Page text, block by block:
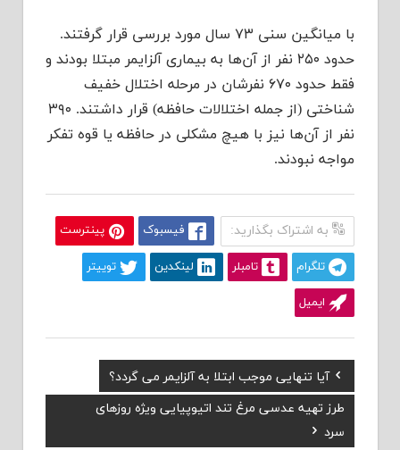
با میانگین سنی ۷۳ سال مورد بررسی قرار گرفتند.
حدود ۲۵۰ نفر از آن‌ها به بیماری آلزایمر مبتلا بودند و
فقط حدود ۶۷۰ نفرشان در مرحله اختلال خفیف
شناختی (از جمله اختلالات حافظه) قرار داشتند. ۳۹۰
نفر از آن‌ها نیز با هیچ مشکلی در حافظه یا قوه تفکر
مواجه نبودند.
به اشتراک بگذارید: فیسبوک پینترست
تلگرام تامبلر لینکدین توییتر
ایمیل
راهبری
نوشته
Previous
Post:
آیا تنهایی موجب ابتلا به آلزایمر می گردد؟
Next
Post:
طرز تهیه عدسی مرغ تند اتیوپیایی ویژه روزهای
سرد